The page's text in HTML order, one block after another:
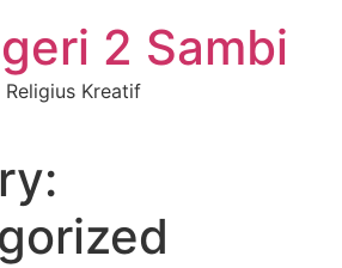
2 Sambi
Kreatif